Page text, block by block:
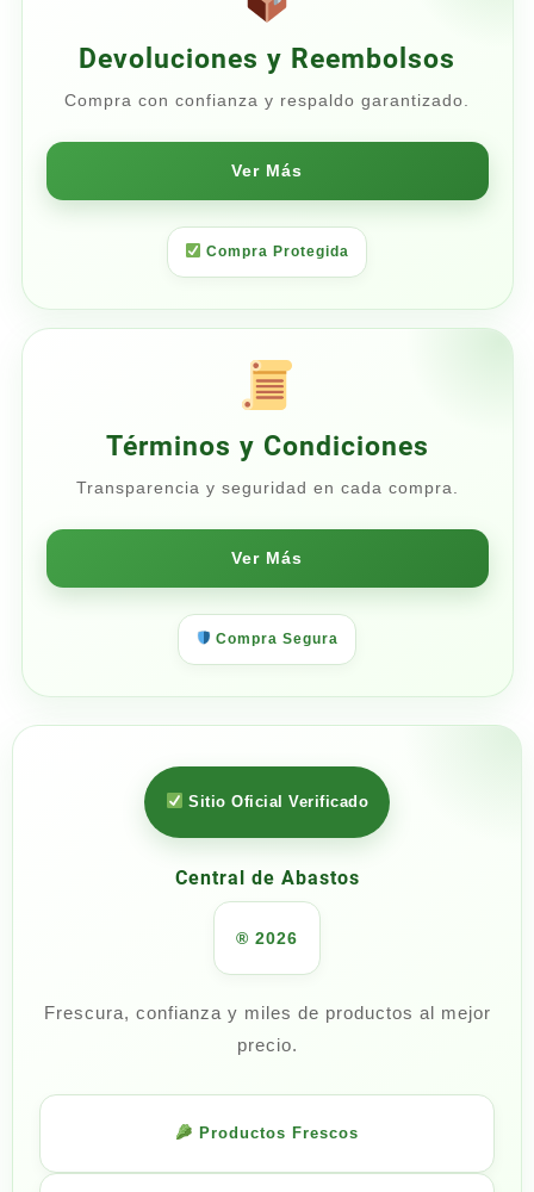
Devoluciones y Reembolsos
Compra con confianza y respaldo garantizado.
Ver Más
Compra Protegida
Términos y Condiciones
Transparencia y seguridad en cada compra.
Ver Más
Compra Segura
Sitio Oficial Verificado
Central de Abastos
® 2026
Frescura, confianza y miles de productos al mejor
precio.
Productos Frescos